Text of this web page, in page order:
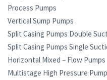
Process Pumps
Vertical Sump Pumps
Split Casing Pumps Double
Split Casing Pumps Single
Horizontal Mixed – Flow Pumps
Multistage High Pressure